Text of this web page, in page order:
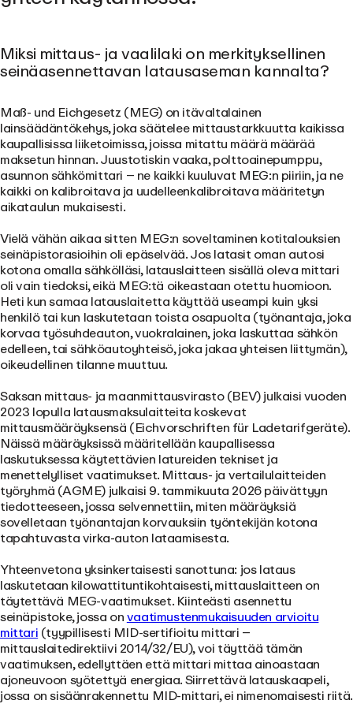
Miksi mittaus- ja vaalilaki on merkityksellinen
seinäasennettavan latausaseman kannalta?
Maß- und Eichgesetz (MEG) on itävaltalainen
lainsäädäntökehys, joka säätelee mittaustarkkuutta kaikissa
kaupallisissa liiketoimissa, joissa mitattu määrä määrää
maksetun hinnan. Juustotiskin vaaka, polttoainepumppu,
asunnon sähkömittari – ne kaikki kuuluvat MEG:n piiriin, ja ne
kaikki on kalibroitava ja uudelleenkalibroitava määritetyn
aikataulun mukaisesti.
Vielä vähän aikaa sitten MEG:n soveltaminen kotitalouksien
seinäpistorasioihin oli epäselvää. Jos latasit oman autosi
kotona omalla sähkölläsi, latauslaitteen sisällä oleva mittari
oli vain tiedoksi, eikä MEG:tä oikeastaan otettu huomioon.
Heti kun samaa latauslaitetta käyttää useampi kuin yksi
henkilö tai kun laskutetaan toista osapuolta (työnantaja, joka
korvaa työsuhdeauton, vuokralainen, joka laskuttaa sähkön
edelleen, tai sähköautoyhteisö, joka jakaa yhteisen liittymän),
oikeudellinen tilanne muuttuu.
Saksan mittaus- ja maanmittausvirasto (BEV) julkaisi vuoden
2023 lopulla latausmaksulaitteita koskevat
mittausmääräyksensä (Eichvorschriften für Ladetarifgeräte).
Näissä määräyksissä määritellään kaupallisessa
laskutuksessa käytettävien latureiden tekniset ja
menettelylliset vaatimukset. Mittaus- ja vertailulaitteiden
työryhmä (AGME) julkaisi 9. tammikuuta 2026 päivättyyn
tiedotteeseen, jossa selvennettiin, miten määräyksiä
sovelletaan työnantajan korvauksiin työntekijän kotona
tapahtuvasta virka-auton lataamisesta.
Yhteenvetona yksinkertaisesti sanottuna: jos lataus
laskutetaan kilowattituntikohtaisesti, mittauslaitteen on
täytettävä MEG-vaatimukset. Kiinteästi asennettu
seinäpistoke, jossa onvaatimustenmukaisuuden arvioitu
mittari(tyypillisesti MID-sertifioitu mittari –
mittauslaitedirektiivi 2014/32/EU), voi täyttää tämän
vaatimuksen, edellyttäen että mittari mittaa ainoastaan
ajoneuvoon syötettyä energiaa. Siirrettävä latauskaapeli,
jossa on sisäänrakennettu MID-mittari, ei nimenomaisesti riitä.